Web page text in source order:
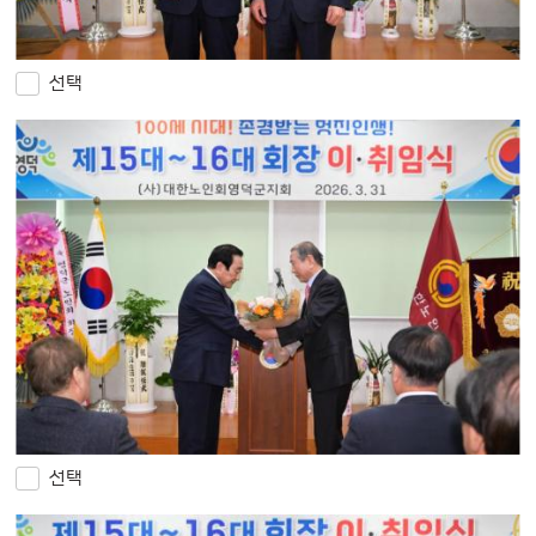
선택
선택